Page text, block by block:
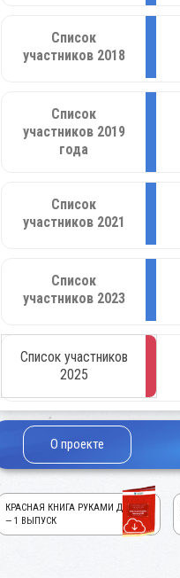
Список
участников 2018
Список
участников 2019
года
Список
участников 2021
Список
участников 2023
Список участников
2025
О проекте
КРАСНАЯ КНИГА РУКАМИ ДЕТЕЙ!
— 1 ВЫПУСК